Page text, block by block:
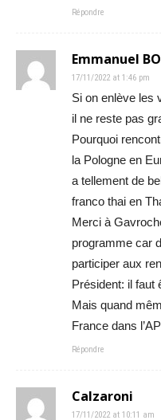
Répondre
Emmanuel
17/11/2022 at 1:46 pm
Si on enlève les
il ne reste pas
Pourquoi
la Pologne en
a tellement de
franco thai en
Merci à
programme car
participer aux
Président: il faut
Mais quand
France dans
Répondre
Calzaroni
17/11/2022 at 10:11 am